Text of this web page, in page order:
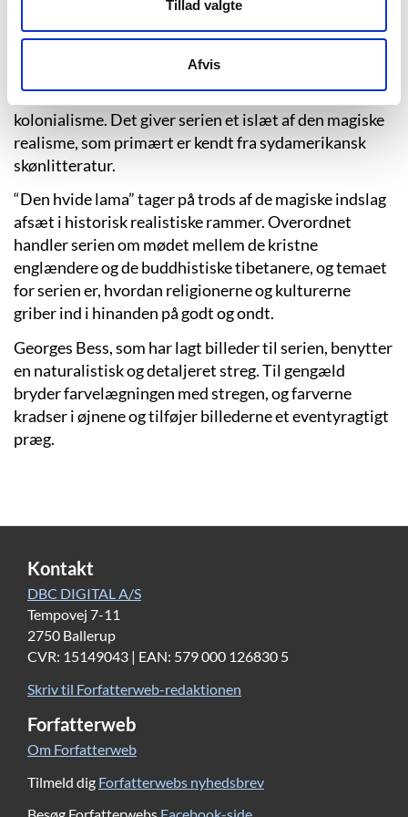
Tillad valgte
Afvis
Jodorowskys syn på nationalitet skinner igennem i
“Den hvide lama”-serien på den måde, at han har ladet
reinkarnation, buddhistiske guder og den afskyelige
snemand er lige så virkelige som den britiske
kolonialisme. Det giver serien et islæt af den magiske
realisme, som primært er kendt fra sydamerikansk
skønlitteratur.
“Den hvide lama” tager på trods af de magiske indslag
afsæt i historisk realistiske rammer. Overordnet
handler serien om mødet mellem de kristne
englændere og de buddhistiske tibetanere, og temaet
for serien er, hvordan religionerne og kulturerne
griber ind i hinanden på godt og ondt.
Georges Bess, som har lagt billeder til serien, benytter
en naturalistisk og detaljeret streg. Til gengæld
bryder farvelægningen med stregen, og farverne
kradser i øjnene og tilføjer billederne et eventyragtigt
præg.
Kontakt
DBC DIGITAL A/S
Tempovej 7-11
2750 Ballerup
CVR: 15149043 | EAN: 579 000 126830 5
Skriv til Forfatterweb-redaktionen
Forfatterweb
Om Forfatterweb
Tilmeld dig Forfatterwebs nyhedsbrev